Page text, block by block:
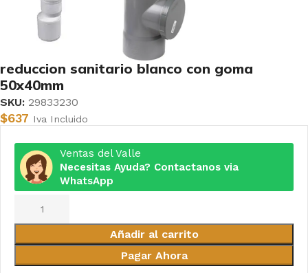
reduccion sanitario blanco con goma
50x40mm
SKU: 29833230
$637 Iva Incluido
Ventas del Valle
Necesitas Ayuda? Contactanos via
WhatsApp
Añadir al carrito
Pagar Ahora